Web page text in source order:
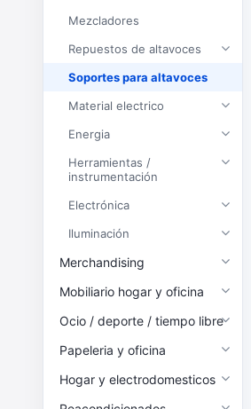
Mezcladores
Repuestos de altavoces
Soportes para altavoces
Material electrico
Energia
Herramientas /
instrumentación
Electrónica
Iluminación
Merchandising
Mobiliario hogar y oficina
Ocio / deporte / tiempo libre
Papeleria y oficina
Hogar y electrodomesticos